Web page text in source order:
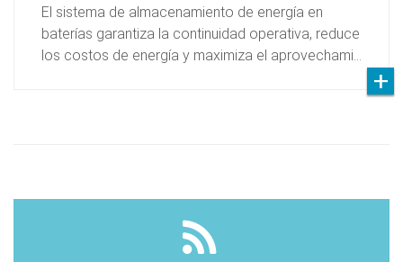
El sistema de almacenamiento de energía en
baterías garantiza la continuidad operativa, reduce
los costos de energía y maximiza el aprovechami…